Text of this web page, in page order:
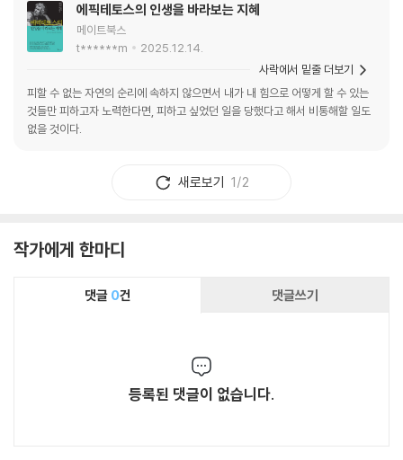
에픽테토스의 인생을 바라보는 지혜
메이트북스
t******m
2025.12.14.
피할 수 없는 자연의 순리에 속하지 않으면서 내가 내 힘으로 어떻게 할 수 있는
것들만 피하고자 노력한다면, 피하고 싶었던 일을 당했다고 해서 비통해할 일도
없을 것이다.
사락에서 밑줄 더보기
새로보기 1/2
작가에게 한마디
댓글 0건 댓글쓰기
등록된 댓글이 없습니다.